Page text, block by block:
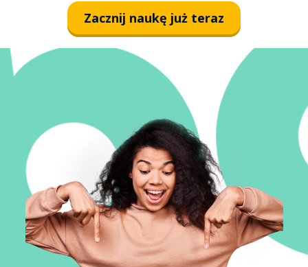
Zacznij naukę już teraz